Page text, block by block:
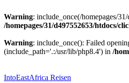
Warning: include_once(/homepages/
/homepages/31/d497552653/htdocs/
Warning: include_once(): Failed
(include_path='.:/usr/lib/php8.4') in /
springen
IntoEastAfrica Reisen